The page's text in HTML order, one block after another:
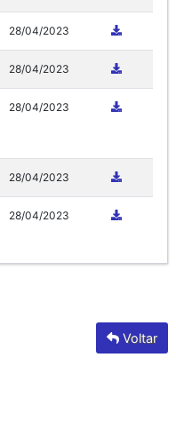
28/04/2023
28/04/2023
28/04/2023
28/04/2023
28/04/2023
Voltar